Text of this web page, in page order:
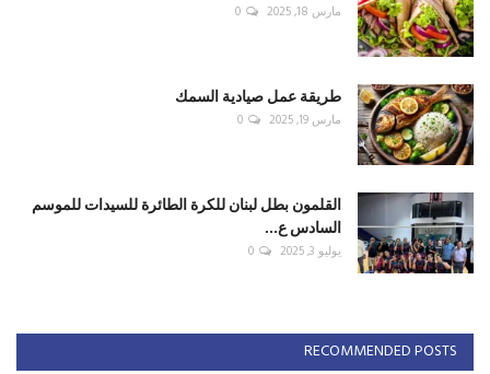
مارس 18, 2025 0
طريقة عمل صيادية السمك
مارس 19, 2025 0
القلمون بطل لبنان للكرة الطائرة للسيدات للموسم
السادس ع...
يوليو 3, 2025 0
RECOMMENDED POSTS